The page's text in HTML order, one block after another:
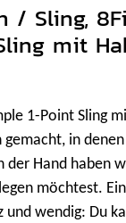
/ Sling,
mit
1-Point Sling
in
der Hand haben
möchtest.
und wendig: Du